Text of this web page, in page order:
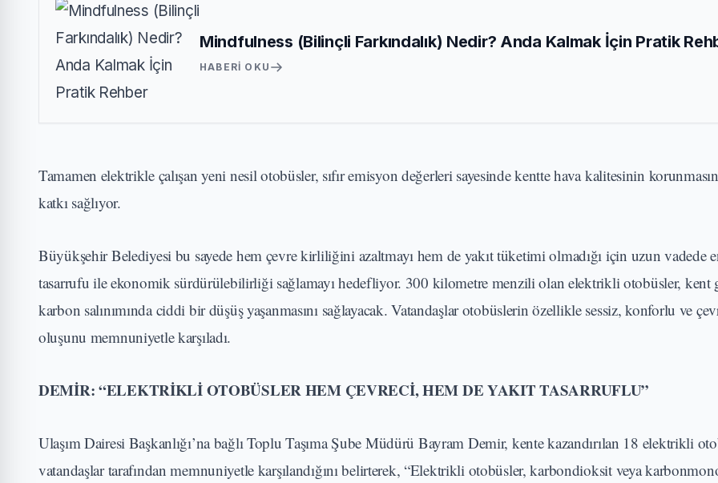
Mindfulness (Bilinçli Farkındalık) Nedir? Anda Kalmak İçin Pratik
HABERI OKU
Tamamen elektrikle çalışan yeni nesil otobüsler, sıfır emisyon değerleri sayesinde kentte hava kalitesinin
katkı sağlıyor.
Büyükşehir Belediyesi bu sayede hem çevre kirliliğini azaltmayı hem de yakıt tüketimi olmadığı için uzun vadede
tasarrufu ile ekonomik sürdürülebilirliği sağlamayı hedefliyor. 300 kilometre menzili olan elektrikli otobüsler, kent
karbon salınımında ciddi bir düşüş yaşanmasını sağlayacak. Vatandaşlar otobüslerin özellikle sessiz, konforlu ve
oluşunu memnuniyetle karşıladı.
DEMİR: “ELEKTRİKLİ OTOBÜSLER HEM ÇEVRECİ, HEM DE YAKIT TASARRUFLU”
Ulaşım Dairesi Başkanlığı’na bağlı Toplu Taşıma Şube Müdürü Bayram Demir, kente kazandırılan 18 elektrikli
vatandaşlar tarafından memnuniyetle karşılandığını belirterek, “Elektrikli otobüsler, karbondioksit veya